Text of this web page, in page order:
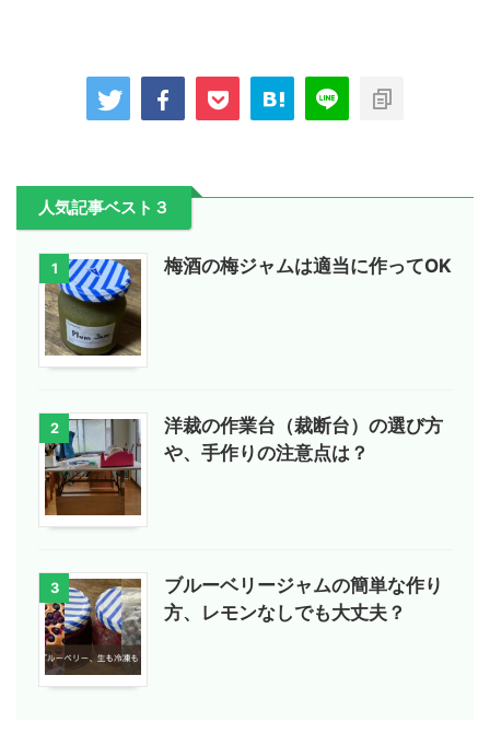
人気記事ベスト３
1 梅酒の梅ジャムは適当に作ってOK
2
洋裁の作業台（裁断台）の選び方
や、手作りの注意点は？
3
ブルーベリージャムの簡単な作り
方、レモンなしでも大丈夫？